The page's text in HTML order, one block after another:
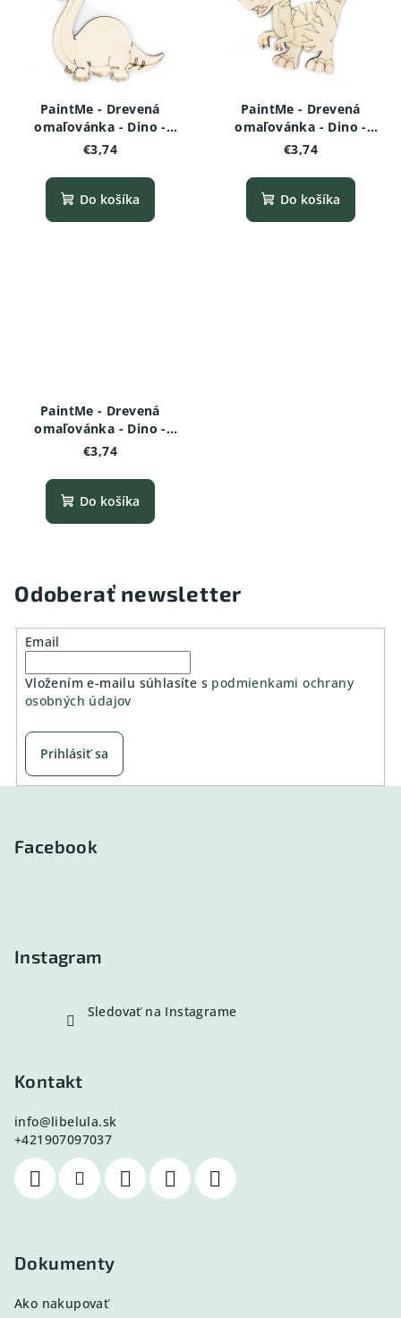
PaintMe - Drevená
omaľovánka - Dino -
Brachiosaurus
€3,74
Do košíka
PaintMe - Drevená
omaľovánka - Dino -
Deinonychus
€3,74
Do košíka
PaintMe - Drevená
omaľovánka - Dino -
Triceratops
€3,74
Do košíka
Odoberať newsletter
Email
Vložením e-mailu súhlasíte s podmienkami ochrany
osobných údajov
Prihlásiť sa
Facebook
Instagram
Sledovať na Instagrame
Kontakt
info@libelula.sk
+421907097037
Dokumenty
Ako nakupovať